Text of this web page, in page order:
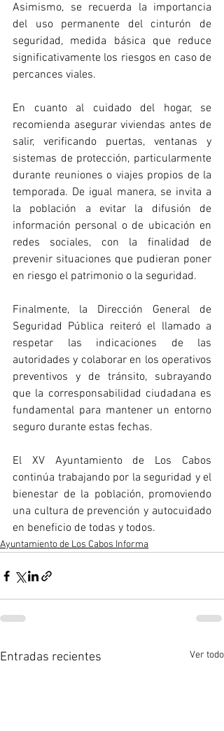
Asimismo, se recuerda la importancia
del uso permanente del cinturón de
seguridad, medida básica que reduce
significativamente los riesgos en caso de
percances viales.
En cuanto al cuidado del hogar, se
recomienda asegurar viviendas antes de
salir, verificando puertas, ventanas y
sistemas de protección, particularmente
durante reuniones o viajes propios de la
temporada. De igual manera, se invita a
la población a evitar la difusión de
información personal o de ubicación en
redes sociales, con la finalidad de
prevenir situaciones que pudieran poner
en riesgo el patrimonio o la seguridad.
Finalmente, la Dirección General de
Seguridad Pública reiteró el llamado a
respetar las indicaciones de las
autoridades y colaborar en los operativos
preventivos y de tránsito, subrayando
que la corresponsabilidad ciudadana es
fundamental para mantener un entorno
seguro durante estas fechas.
El XV Ayuntamiento de Los Cabos
continúa trabajando por la seguridad y el
bienestar de la población, promoviendo
una cultura de prevención y autocuidado
en beneficio de todas y todos.
Ayuntamiento de Los Cabos Informa
Entradas recientes Ver todo